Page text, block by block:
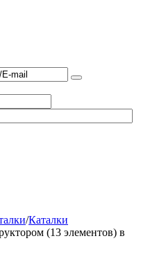
/Каталки
(13 элементов) в